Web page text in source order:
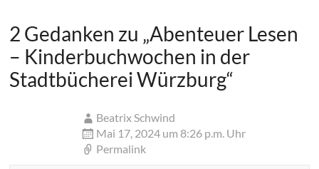
2 Gedanken zu „Abenteuer Lesen
– Kinderbuchwochen in der
Stadtbücherei Würzburg“
Beatrix Schwind
Mai 17, 2024 um 8:26 p.m. Uhr
Permalink